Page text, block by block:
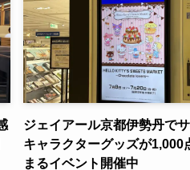
ジェイアール京都伊勢丹で
キャラクターグッズが1,000
まるイベント開催中